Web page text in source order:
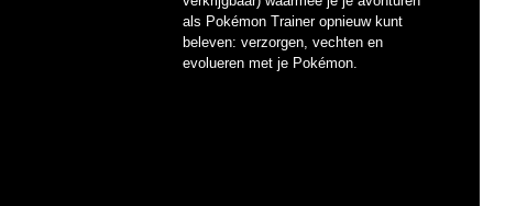
als Pokémon Trainer opnieuw kunt
beleven: verzorgen, vechten en
evolueren met je Pokémon.